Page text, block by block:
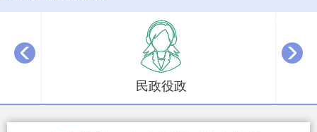
播放中
民政役政